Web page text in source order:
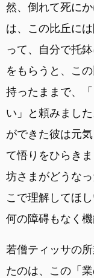
然、倒れて死に
は、この比丘に
って、自分で托
をもらうと、こ
持ったままで、
い」と頼みまし
ができた彼は元
て悟りをひらき
坊さまがどうな
こで理解してほ
何の障碍もなく
若僧ティッサの
たのは、この「